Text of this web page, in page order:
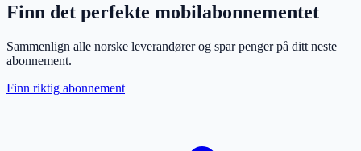
Finn det perfekte mobilabonnementet
Sammenlign alle norske leverandører og spar penger på ditt neste
abonnement.
Finn riktig abonnement